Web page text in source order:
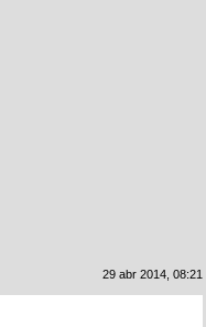
29 abr 2014, 08:21